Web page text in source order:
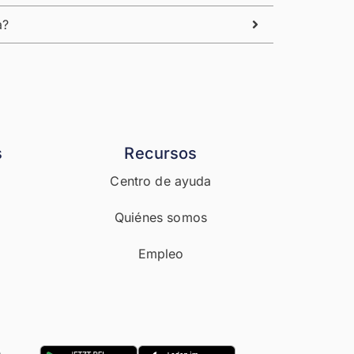
Recursos
Centro de ayuda
Quiénes somos
Empleo